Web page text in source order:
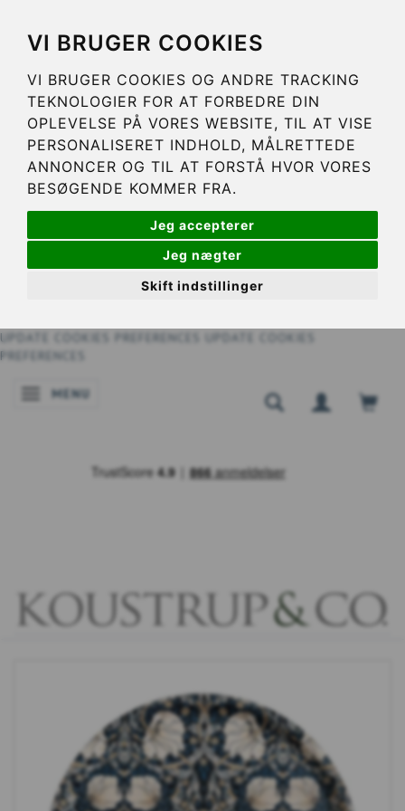
VI BRUGER COOKIES
VI BRUGER COOKIES OG ANDRE TRACKING
TEKNOLOGIER FOR AT FORBEDRE DIN
OPLEVELSE PÅ VORES WEBSITE, TIL AT VISE
PERSONALISERET INDHOLD, MÅLRETTEDE
ANNONCER OG TIL AT FORSTÅ HVOR VORES
BESØGENDE KOMMER FRA.
Jeg accepterer
Jeg nægter
Skift indstillinger
UPDATE COOKIES PREFERENCES
UPDATE COOKIES
PREFERENCES
NAVIGATIE IN-/UITSCHAKELEN
MENU